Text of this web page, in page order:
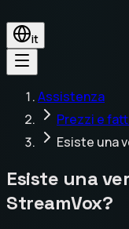
it
Assistenza
Prezzi e
Esiste una
Esiste una
StreamVox?